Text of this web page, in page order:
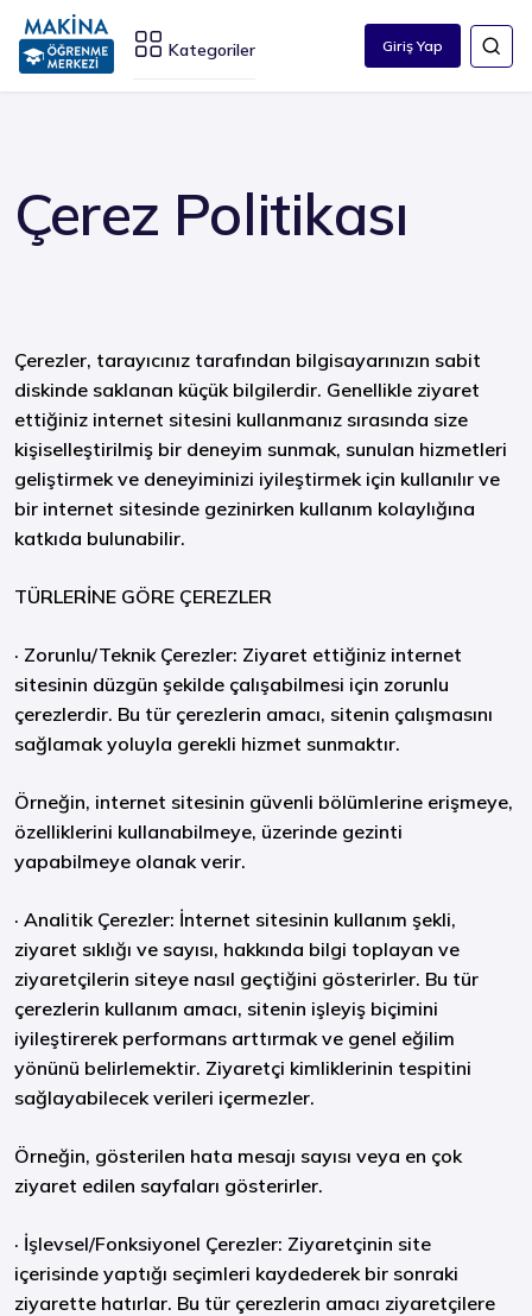
Kategoriler Giriş Yap
Çerez Politikası
Çerezler, tarayıcınız tarafından bilgisayarınızın sabit
diskinde saklanan küçük bilgilerdir. Genellikle ziyaret
ettiğiniz internet sitesini kullanmanız sırasında size
kişiselleştirilmiş bir deneyim sunmak, sunulan hizmetleri
geliştirmek ve deneyiminizi iyileştirmek için kullanılır ve
bir internet sitesinde gezinirken kullanım kolaylığına
katkıda bulunabilir.
TÜRLERİNE GÖRE ÇEREZLER
· Zorunlu/Teknik Çerezler: Ziyaret ettiğiniz internet
sitesinin düzgün şekilde çalışabilmesi için zorunlu
çerezlerdir. Bu tür çerezlerin amacı, sitenin çalışmasını
sağlamak yoluyla gerekli hizmet sunmaktır.
Örneğin, internet sitesinin güvenli bölümlerine erişmeye,
özelliklerini kullanabilmeye, üzerinde gezinti
yapabilmeye olanak verir.
· Analitik Çerezler: İnternet sitesinin kullanım şekli,
ziyaret sıklığı ve sayısı, hakkında bilgi toplayan ve
ziyaretçilerin siteye nasıl geçtiğini gösterirler. Bu tür
çerezlerin kullanım amacı, sitenin işleyiş biçimini
iyileştirerek performans arttırmak ve genel eğilim
yönünü belirlemektir. Ziyaretçi kimliklerinin tespitini
sağlayabilecek verileri içermezler.
Örneğin, gösterilen hata mesajı sayısı veya en çok
ziyaret edilen sayfaları gösterirler.
· İşlevsel/Fonksiyonel Çerezler: Ziyaretçinin site
içerisinde yaptığı seçimleri kaydederek bir sonraki
ziyarette hatırlar. Bu tür çerezlerin amacı ziyaretçilere